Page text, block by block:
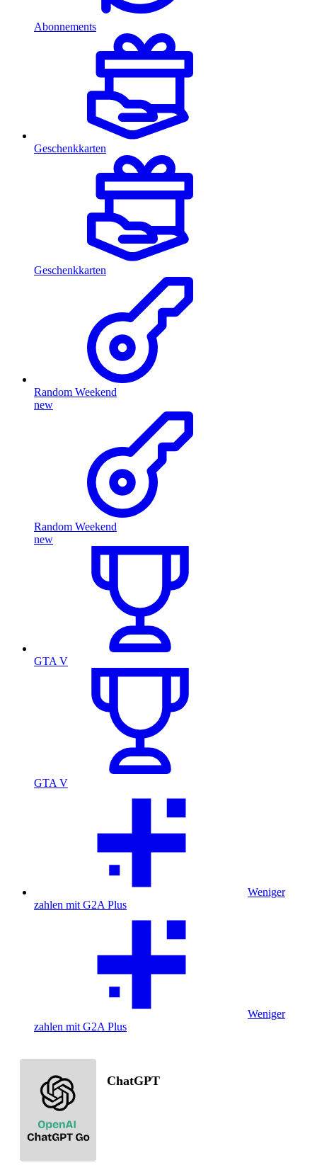
Abonnements
Geschenkkarten
Geschenkkarten
Random Weekend
new
Random Weekend
new
GTA V
GTA V
Weniger
zahlen mit G2A Plus
Weniger
zahlen mit G2A Plus
ChatGPT